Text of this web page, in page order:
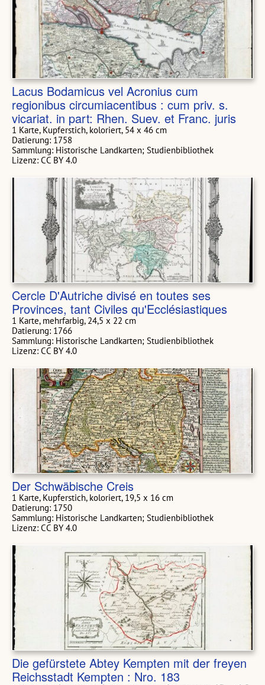
Lacus Bodamicus vel Acronius cum
regionibus circumiacentibus : cum priv. s.
vicariat. in part: Rhen. Suev. et Franc. juris
1 Karte, Kupferstich, koloriert, 54 x 46 cm
Datierung: 1758
Sammlung: Historische Landkarten; Studienbibliothek
Lizenz: CC BY 4.0
Cercle D'Autriche divisé en toutes ses
Provinces, tant Civiles qu'Ecclésiastiques
1 Karte, mehrfarbig, 24,5 x 22 cm
Datierung: 1766
Sammlung: Historische Landkarten; Studienbibliothek
Lizenz: CC BY 4.0
Der Schwäbische Creis
1 Karte, Kupferstich, koloriert, 19,5 x 16 cm
Datierung: 1750
Sammlung: Historische Landkarten; Studienbibliothek
Lizenz: CC BY 4.0
Die gefürstete Abtey Kempten mit der freyen
Reichsstadt Kempten : Nro. 183